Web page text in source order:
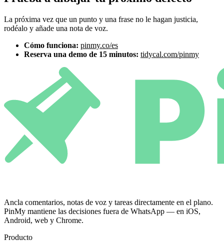
La próxima vez que un punto y una frase no le hagan justicia,
rodéalo y añade una nota de voz.
Cómo funciona: pinmy.co/es
Reserva una demo de 15 minutos: tidycal.com/pinmy
Ancla comentarios, notas de voz y tareas directamente en el plano.
PinMy mantiene las decisiones fuera de WhatsApp — en iOS,
Android, web y Chrome.
Producto